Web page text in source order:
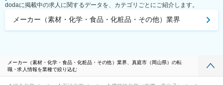
dodaに掲載中の求人に関するデータを、カテゴリごとにご紹介します。
メーカー（素材・化学・食品・化粧品・その他）業界
メーカー（素材・化学・食品・化粧品・その他）業界、真庭市（岡山県）の転
職・求人情報を業種で絞り込む